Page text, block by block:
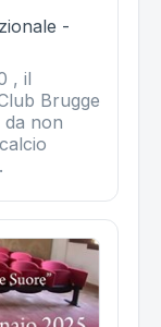
-
, il
Brugge
non